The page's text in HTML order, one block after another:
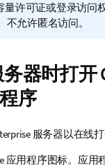
量许可证或登录访问
不允许匿名访问。
器时打开
序
服务器以在线打
应用程序图标。应用